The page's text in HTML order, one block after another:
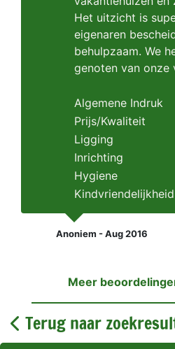
Het uitzicht is
eigenaren
behulpzaam. We
genoten van onze
Algemene Indruk
Prijs/Kwaliteit
Ligging
Inrichting
Hygiene
Kindvriendelijkheid
Anoniem - Aug 2016
Meer
Terug naar